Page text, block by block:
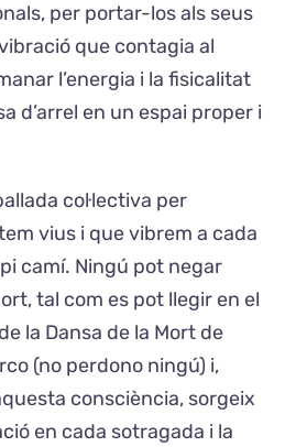
per portar-los als seus
que contagia al
l’energia i la fisicalitat
d’arrel en un espai proper i
col·lectiva per
vius i que vibrem a cada
camí. Ningú pot negar
tal com es pot llegir en el
la Dansa de la Mort de
(no perdono ningú) i,
consciència, sorgeix
en cada sotragada i la